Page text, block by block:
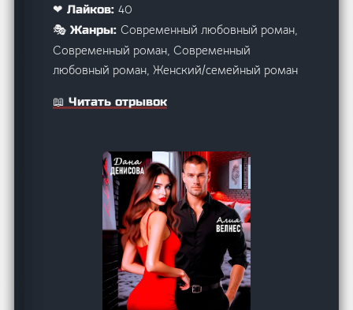
❤ Лайков:40
🎭 Жанры:Современный любовный роман,
Современный роман, Современный
любовный роман, Женский/семейный роман
📖 Читать отрывок